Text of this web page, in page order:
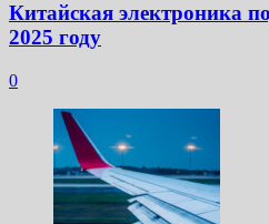
Китайская электроника
2025 году
0